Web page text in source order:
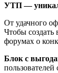
УТП —
От удачного
Чтобы
форумах о
Блок с
пользователей